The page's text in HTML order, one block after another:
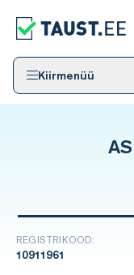
Kiirmenüü
REGISTRIKOOD:
10911961